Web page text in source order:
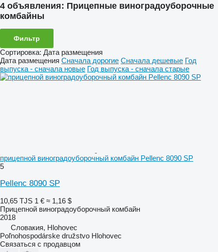
4 объявления: Прицепные виноградоуборочные
комбайны
Фильтр
Сортировка: Дата размещения
Дата размещения Сначала дорогие Сначала дешевые Год
выпуска - сначала новые Год выпуска - сначала старые
прицепной виноградоуборочный комбайн Pellenc 8090 SP
5
Pellenc 8090 SP
10,65 TJS 1 € ≈ 1,16 $
Прицепной виноградоуборочный комбайн
2018
Словакия, Hlohovec
Poľnohospodárske družstvo Hlohovec
Связаться с продавцом